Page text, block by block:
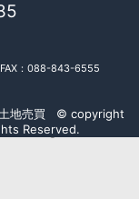
：088-843-6555
土地売買 © copyright
Reserved.
Plugin Ver.5.7.0